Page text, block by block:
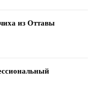
из Оттавы